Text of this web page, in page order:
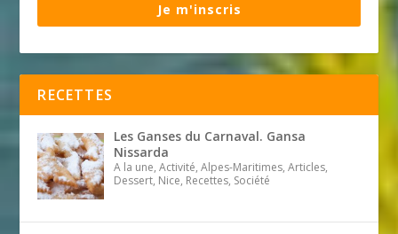
Je m'inscris
RECETTES
Les Ganses du Carnaval. Gansa
Nissarda
A la une, Activité, Alpes-Maritimes, Articles,
Dessert, Nice, Recettes, Société